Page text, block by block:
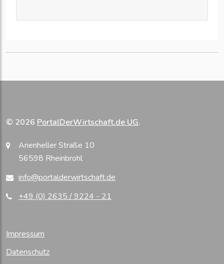
© 2026 PortalDerWirtschaft.de UG.
Arienheller Straße 10
56598 Rheinbrohl
info@portalderwirtschaft.de
+49 (0) 2635 / 9224 - 21
Impressum
Datenschutz